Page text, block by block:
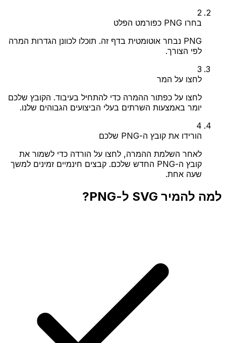
2
בחרו PNG כפורמט הפלט
PNG נבחר אוטומטית בדף זה. תוכלו לכוונן הגדרות המרה
לפי הצורך.
3
לחצו על המר
לחצו על כפתור ההמרה כדי להתחיל בעיבוד. הקובץ שלכם
יומר באמצעות השרתים בעלי הביצועים הגבוהים שלנו.
4
הורידו את קובץ ה-PNG שלכם
לאחר השלמת ההמרה, לחצו על הורדה כדי לשמור את
קובץ ה-PNG החדש שלכם. קבצים חינמיים זמינים למשך
שעה אחת.
למה להמיר SVG ל-PNG?